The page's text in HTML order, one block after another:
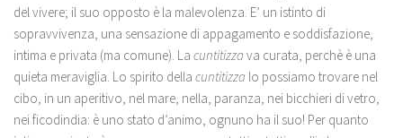
del vivere; il suo opposto è la malevolenza. E’ un istinto di
sopravvivenza, una sensazione di appagamento e soddisfazione,
intima e privata (ma comune). La cuntitizzava curata, perchè è una
quieta meraviglia. Lo spirito della cuntitizza lo possiamo trovare nel
cibo, in un aperitivo, nel mare, nella, paranza, nei bicchieri di vetro,
nei ficodindia: è uno stato d’animo, ognuno ha il suo! Per quanto